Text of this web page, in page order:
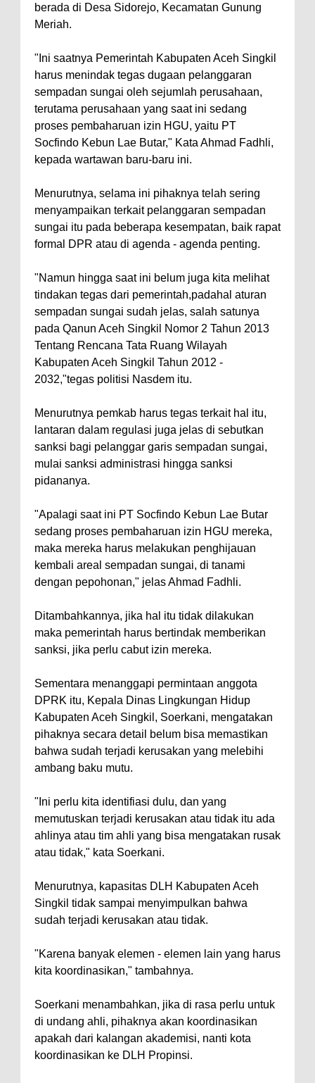
berada di Desa Sidorejo, Kecamatan Gunung
Meriah.
"Ini saatnya Pemerintah Kabupaten Aceh Singkil
harus menindak tegas dugaan pelanggaran
sempadan sungai oleh sejumlah perusahaan,
terutama perusahaan yang saat ini sedang
proses pembaharuan izin HGU, yaitu PT
Socfindo Kebun Lae Butar," Kata Ahmad Fadhli,
kepada wartawan baru-baru ini.
Menurutnya, selama ini pihaknya telah sering
menyampaikan terkait pelanggaran sempadan
sungai itu pada beberapa kesempatan, baik rapat
formal DPR atau di agenda - agenda penting.
"Namun hingga saat ini belum juga kita melihat
tindakan tegas dari pemerintah,padahal aturan
sempadan sungai sudah jelas, salah satunya
pada Qanun Aceh Singkil Nomor 2 Tahun 2013
Tentang Rencana Tata Ruang Wilayah
Kabupaten Aceh Singkil Tahun 2012 -
2032,"tegas politisi Nasdem itu.
Menurutnya pemkab harus tegas terkait hal itu,
lantaran dalam regulasi juga jelas di sebutkan
sanksi bagi pelanggar garis sempadan sungai,
mulai sanksi administrasi hingga sanksi
pidananya.
"Apalagi saat ini PT Socfindo Kebun Lae Butar
sedang proses pembaharuan izin HGU mereka,
maka mereka harus melakukan penghijauan
kembali areal sempadan sungai, di tanami
dengan pepohonan," jelas Ahmad Fadhli.
Ditambahkannya, jika hal itu tidak dilakukan
maka pemerintah harus bertindak memberikan
sanksi, jika perlu cabut izin mereka.
Sementara menanggapi permintaan anggota
DPRK itu, Kepala Dinas Lingkungan Hidup
Kabupaten Aceh Singkil, Soerkani, mengatakan
pihaknya secara detail belum bisa memastikan
bahwa sudah terjadi kerusakan yang melebihi
ambang baku mutu.
"Ini perlu kita identifiasi dulu, dan yang
memutuskan terjadi kerusakan atau tidak itu ada
ahlinya atau tim ahli yang bisa mengatakan rusak
atau tidak," kata Soerkani.
Menurutnya, kapasitas DLH Kabupaten Aceh
Singkil tidak sampai menyimpulkan bahwa
sudah terjadi kerusakan atau tidak.
"Karena banyak elemen - elemen lain yang harus
kita koordinasikan," tambahnya.
Soerkani menambahkan, jika di rasa perlu untuk
di undang ahli, pihaknya akan koordinasikan
apakah dari kalangan akademisi, nanti kota
koordinasikan ke DLH Propinsi.